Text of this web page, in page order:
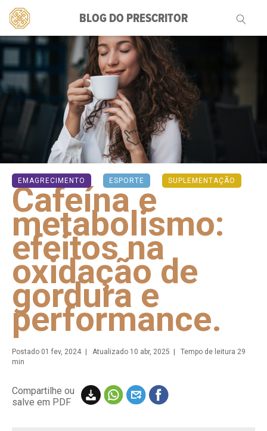
BLOG DO PRESCRITOR
Pesquisar
por:
EMAGRECIMENTO ESPORTE SUPLEMENTAÇÃO
Cafeína e
metabolismo:
efeitos na
oxidação de
gordura e
performance.
Postado 01 fev, 2024 | Atualizado 10 abr, 2025 | Tempo de leitura 29
min
Compartilhe ou
salve em PDF